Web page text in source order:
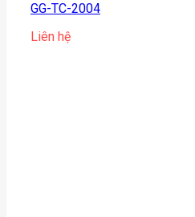
GG-TC-2004
Liên hệ